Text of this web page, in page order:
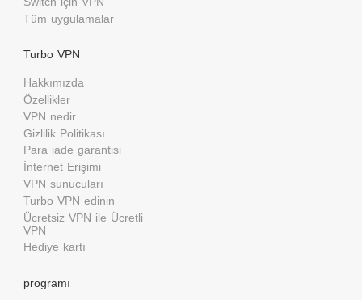
Tüm uygulamalar
Turbo VPN
Hakkımızda
Özellikler
VPN nedir
Gizlilik Politikası
Para iade garantisi
İnternet Erişimi
VPN sunucuları
Turbo VPN edinin
Ücretsiz VPN ile Ücretli
VPN
Hediye kartı
programı